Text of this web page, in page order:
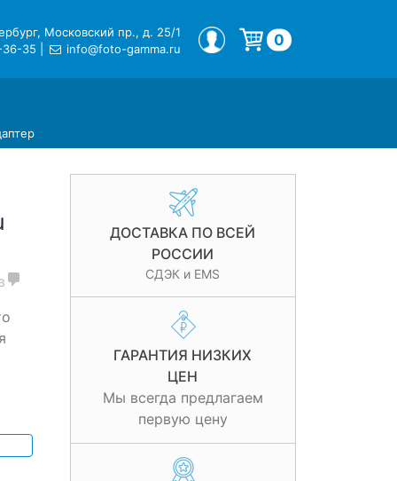
Московский пр., д. 25/1
36-35
info@foto-gamma.ru
МОЙ ПРОФИЛЬ 0
ДОСТАВКА ПО ВСЕЙ
РОССИИ
СДЭК и EMS
ГАРАНТИЯ НИЗКИХ
ЦЕН
Мы всегда предлагаем
первую цену